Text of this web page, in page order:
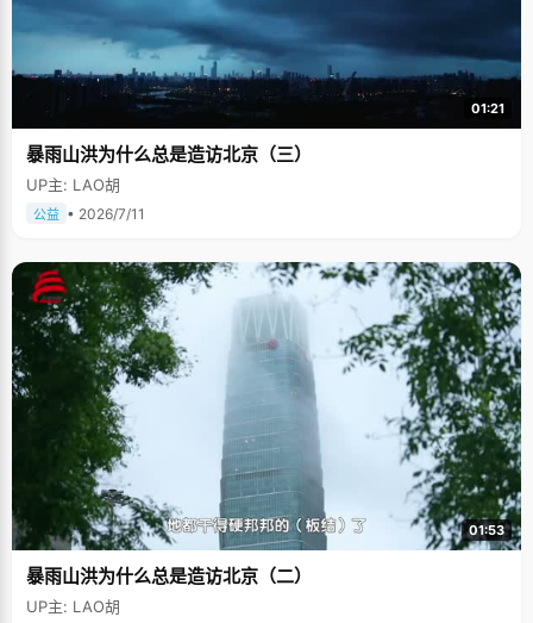
01:21
暴雨山洪为什么总是造访北京（三）
UP主: LAO胡
公益 • 2026/7/11
01:53
暴雨山洪为什么总是造访北京（二）
UP主: LAO胡